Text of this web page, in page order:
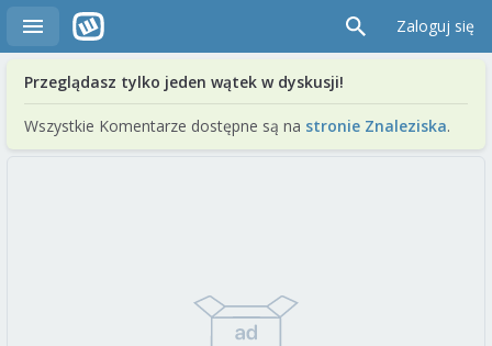
Zaloguj się
Przeglądasz tylko jeden wątek w dyskusji!
Wszystkie Komentarze dostępne są na stronie Znaleziska.